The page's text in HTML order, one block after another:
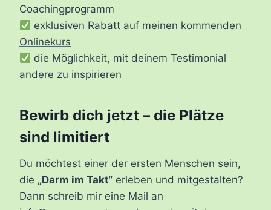
Coachingprogramm
exklusiven Rabatt auf meinen kommenden
Onlinekurs
die Möglichkeit, mit deinem Testimonial
andere zu inspirieren
Bewirb dich jetzt – die Plätze
sind limitiert
Du möchtest einer der ersten Menschen sein,
die „Darm im Takt“ erleben und mitgestalten?
Dann schreib mir eine Mail an